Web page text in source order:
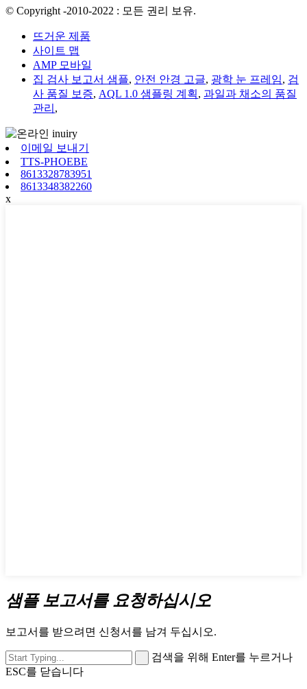
© Copyright -2010-2022 : 모든 권리 보유.
뜨거운 제품
사이트 맵
AMP 모바일
집 검사 보고서 샘플, 안전 안경 고글, 광학 눈 프레임, 검
사 품질 보증, AQL 1.0 샘플링 계획, 과일과 채소의 품질
관리 ,
이메일 보내기
TTS-PHOEBE
8613328783951
8613348382260
x
샘플 보고서를 요청하십시오
보고서를 받으려면 신청서를 남겨 두십시오.
검색을 위해 Enter를 누르거나
ESC를 닫습니다